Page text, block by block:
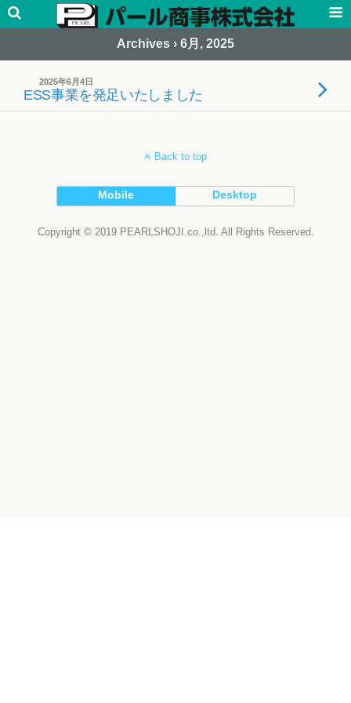
Archives › 6月, 2025
2025年6月4日
ESS事業を発足いたしました
Back to top
Mobile Desktop
Copyright © 2019 PEARLSHOJI.co.,ltd. All Rights Reserved.